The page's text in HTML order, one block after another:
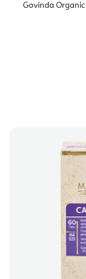
Govinda